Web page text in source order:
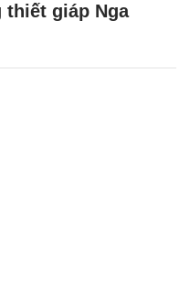
giáp Nga